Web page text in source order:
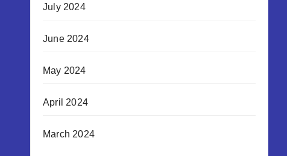
July 2024
June 2024
May 2024
April 2024
March 2024